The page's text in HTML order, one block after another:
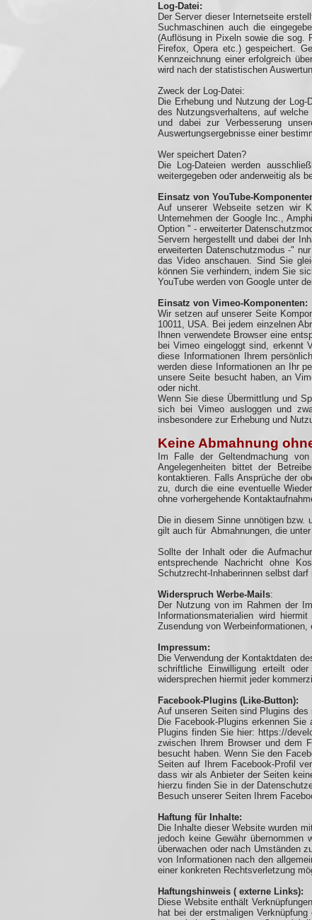
Log-Datei:
Der Server dieser Internetseite
Suchmaschinen auch die
(Auflösung in Pixeln sowie die sog.
Firefox, Opera etc.) gespeichert.
Kennzeichnung einer erfolgreich
wird nach der statistischen
Zweck der Log-Datei:
Die Erhebung und Nutzung der
des Nutzungsverhaltens, auf
und dabei zur Verbesserung
Auswertungsergebnisse einer
Wer speichert Daten?
Die Log-Dateien werden
weitergegeben oder anderweitig als
Einsatz von YouTube-
Auf unserer Webseite setzen wir
Unternehmen der Google Inc.,
Option " - erweiterter
Servern hergestellt und dabei der
erweiterten Datenschutzmodus -"
das Video anschauen. Sind Sie
können Sie verhindern, indem Sie
YouTube werden von Google unter
Einsatz von Vimeo-Komponenten:
Wir setzen auf unserer Seite
10011, USA. Bei jedem einzelnen
Ihnen verwendete Browser eine
bei Vimeo eingeloggt sind, erkennt
diese Informationen Ihrem
werden diese Informationen an Ihr
unsere Seite besucht haben, an
oder nicht.
Wenn Sie diese Übermittlung und
sich bei Vimeo ausloggen und
insbesondere zur Erhebung und
Keine Abmahnung
Im Falle der Geltendmachung
Angelegenheiten bittet der
kontaktieren. Falls Ansprüche der
zu, durch die eine eventuelle
ohne vorhergehende
Die in diesem Sinne unnötigen bzw.
gilt auch für Abmahnungen, die
Sollte der Inhalt oder die
entsprechende Nachricht ohne
Schutzrecht-Inhaberinnen selbst
Widerspruch Werbe-Mails:​
Der Nutzung von im Rahmen der
Informationsmaterialien wird
Zusendung von
Impressum:
Die Verwendung der Kontaktdaten
schriftliche Einwilligung erteilt
widersprechen hiermit jeder
Facebook-Plugins (Like-Button):
Auf unseren Seiten sind Plugins
Die Facebook-Plugins erkennen
Plugins finden Sie hier: https://
zwischen Ihrem Browser und dem
besucht haben. Wenn Sie den
Seiten auf Ihrem Facebook-Profil
dass wir als Anbieter der Seiten
hierzu finden Sie in der
Besuch unserer Seiten Ihrem
Haftung für Inhalte:
Die Inhalte dieser Website wurden
jedoch keine Gewähr
überwachen oder nach Umständen
von Informationen nach den
einer konkreten Rechtsverletzung
Haftungshinweis ( externe Links):
Diese Website enthält
hat bei der erstmaligen